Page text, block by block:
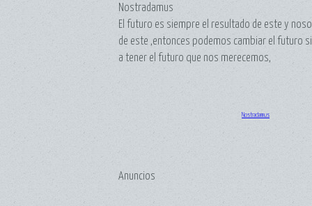
Nostradamus
El futuro es siempre el resultado de este y
de este ,entonces podemos cambiar el futuro
a tener el futuro que nos merecemos,
Nostradamus
Anuncios